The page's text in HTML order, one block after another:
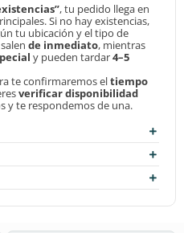
, tu pedido llega en
Si no hay existencias,
tu ubicación y el tipo de
de inmediato, mientras
y pueden tardar4–5
te confirmaremos eltiempo
verificar disponibilidad
y te respondemos de una.